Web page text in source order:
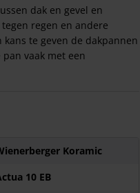
dak en gevel en
regen en andere
te geven de dakpannen
vaak met een
Koramic
10 EB